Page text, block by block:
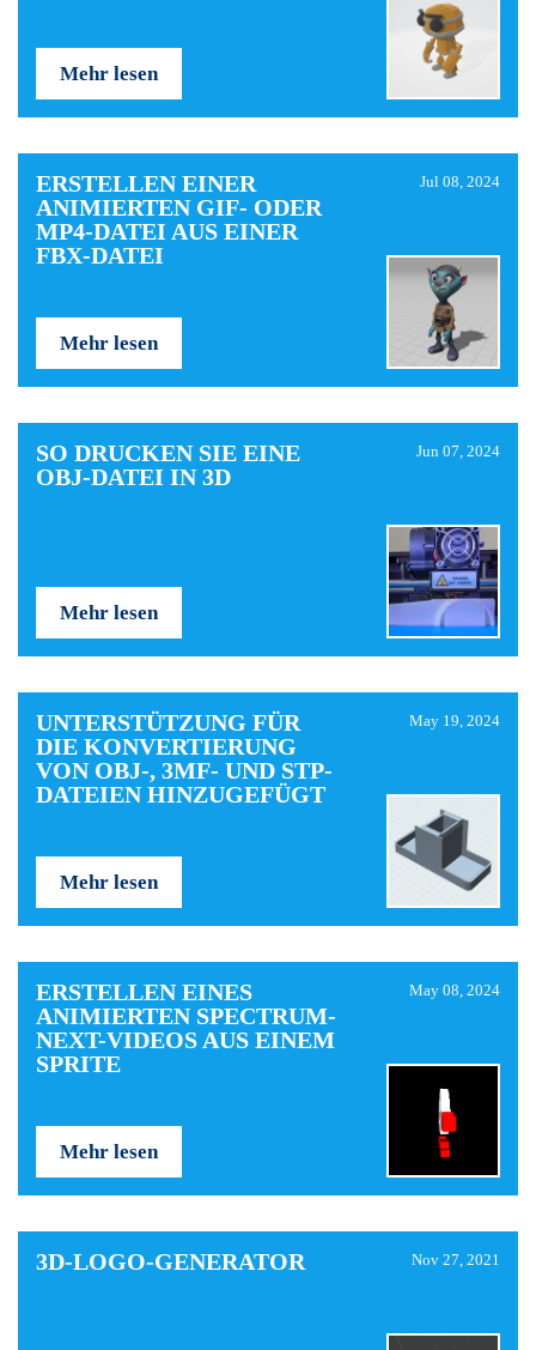
Mehr lesen
ERSTELLEN EINER
ANIMIERTEN GIF- ODER
MP4-DATEI AUS EINER
FBX-DATEI
Jul 08, 2024
Mehr lesen
SO DRUCKEN SIE EINE
OBJ-DATEI IN 3D
Jun 07, 2024
Mehr lesen
UNTERSTÜTZUNG FÜR
DIE KONVERTIERUNG
VON OBJ-, 3MF- UND STP-
DATEIEN HINZUGEFÜGT
May 19, 2024
Mehr lesen
ERSTELLEN EINES
ANIMIERTEN SPECTRUM-
NEXT-VIDEOS AUS EINEM
SPRITE
May 08, 2024
Mehr lesen
3D-LOGO-GENERATOR Nov 27, 2021